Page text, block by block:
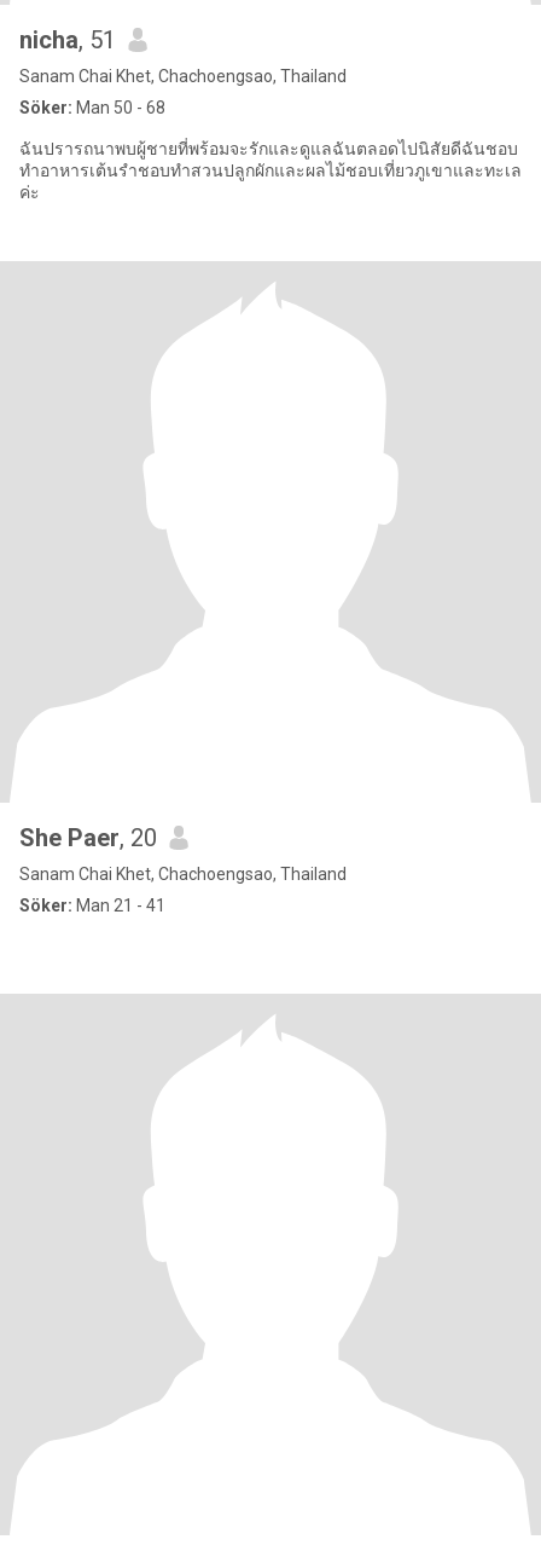
nicha, 51
Sanam Chai Khet, Chachoengsao, Thailand
Söker: Man 50 - 68
ฉันปรารถนาพบผู้ชายที่พร้อมจะรักและดูแลฉันตลอดไปนิสัยดีฉันชอบ
ทำอาหารเต้นรำชอบทำสวนปลูกผักและผลไม้ชอบเที่ยวภูเขาและทะเล
ค่ะ
She Paer, 20
Sanam Chai Khet, Chachoengsao, Thailand
Söker: Man 21 - 41